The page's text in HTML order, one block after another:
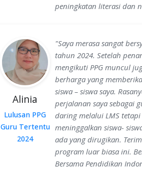
peningkatan literasi dan
Alinia
Lulusan PPG
Guru Tertentu
2024
"Saya merasa sangat
tahun 2024. Setelah
mengikuti PPG muncul
berharga yang
siswa – siswa saya.
perjalanan saya sebagai
daring melalui LMS
meninggalkan siswa-
ada yang dirugikan.
program luar biasa ini.
Bersama Pendidikan